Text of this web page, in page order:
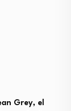
Grey, el